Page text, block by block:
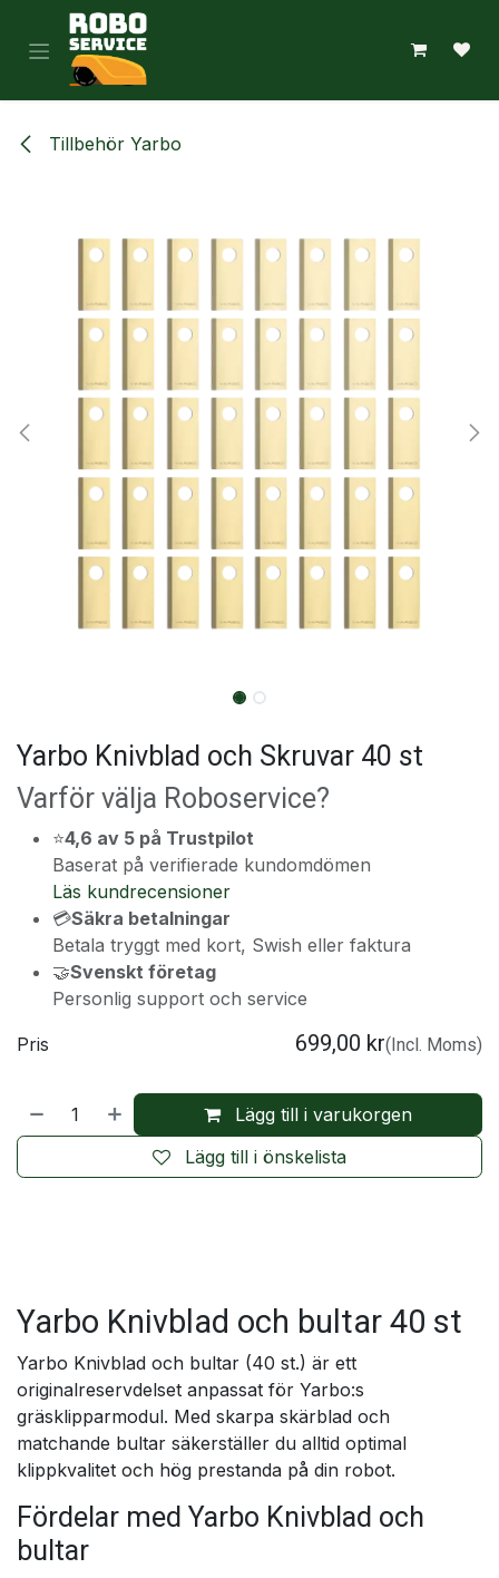
Hoppa till innehåll
Tillbehör Yarbo
Yarbo Knivblad och Skruvar 40 st
Varför välja Roboservice?
⭐4,6 av 5 på Trustpilot
Baserat på verifierade kundomdömen
Läs kundrecensioner
💳Säkra betalningar
Betala tryggt med kort, Swish eller faktura
🤝Svenskt företag
Personlig support och service
Lägg till i varukorgen
Lägg till i önskelista
Pris 699,00 kr(Incl. Moms)
Yarbo Knivblad och bultar 40 st
Yarbo Knivblad och bultar (40 st.) är ett
originalreservdelset anpassat för Yarbo:s
gräsklipparmodul. Med skarpa skärblad och
matchande bultar säkerställer du alltid optimal
klippkvalitet och hög prestanda på din robot.
Fördelar med Yarbo Knivblad och
bultar